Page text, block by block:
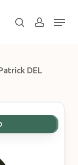
searchaccount
Menu
DEL